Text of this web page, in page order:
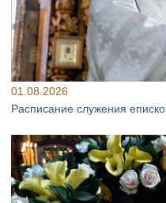
01.08.2026
Расписание служения